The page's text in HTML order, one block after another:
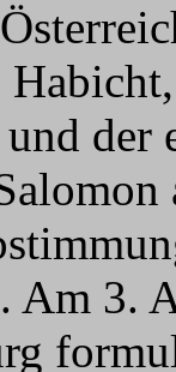
der
Am 3.